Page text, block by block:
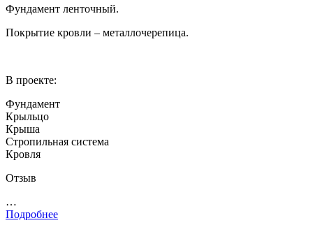
Фундамент ленточный.
Покрытие кровли – металлочерепица.
В проекте:
Фундамент
Крыльцо
Крыша
Стропильная система
Кровля
Отзыв
…
Подробнее